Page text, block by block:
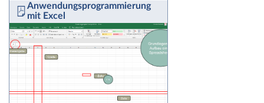
Anwendungsprogrammierung
mit Excel